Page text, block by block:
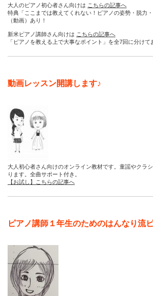
大人のピアノ初心者さん向けは こちらの記事へ
特典「ここまでは教えてくれない！ピアノの姿勢・脱力
（動画）あり！
新米ピアノ講師さん向けは こちらの記事へ
「ピアノを教える上で大事なポイント」を全7回に分けて
動画レッスン開講します♪
大人初心者さん向けのオンライン教材です。童謡やクラ
ります。全曲サポート付き。
【お試し】こちらの記事へ
ピアノ講師１年生のためのはんなり流